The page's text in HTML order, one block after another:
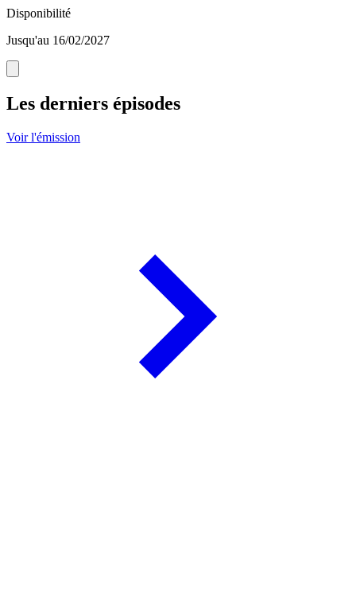
Disponibilité
Jusqu'au 16/02/2027
Les derniers épisodes
Voir l'émission